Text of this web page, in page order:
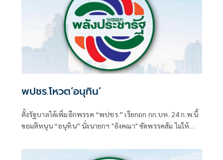
พปชร.โหวต‘อนุทิน’
ตั้งรัฐบาลได้เพิ่มอีกพรรค “พปชร.” เรียกถก กก.บห. 24 ก.พ.นี้
ขอมติหนุน “อนุทิน” นั่งนายกฯ "อังคณา" ซัดพรรคส้ม ไม่ให้